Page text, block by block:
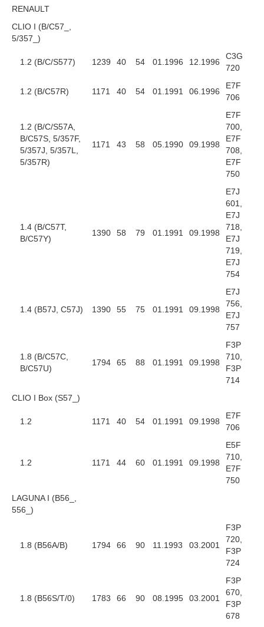
RENAULT
CLIO I (B/C57_,
5/357_)
1.2 (B/C/S577) 1239 40 54 01.1996 12.1996
C3G
720
1.2 (B/C57R) 1171 40 54 01.1991 06.1996
E7F
706
1.2 (B/C/S57A,
B/C57S, 5/357F,
5/357J, 5/357L,
5/357R)
1171 43 58 05.1990 09.1998
E7F
700,
E7F
708,
E7F
750
1.4 (B/C57T,
B/C57Y)
1390 58 79 01.1991 09.1998
E7J
601,
E7J
718,
E7J
719,
E7J
754
1.4 (B57J, C57J) 1390 55 75 01.1991 09.1998
E7J
756,
E7J
757
1.8 (B/C57C,
B/C57U)
1794 65 88 01.1991 09.1998
F3P
710,
F3P
714
CLIO I Box (S57_)
1.2 1171 40 54 01.1991 09.1998
E7F
706
1.2 1171 44 60 01.1991 09.1998
E5F
710,
E7F
750
LAGUNA I (B56_,
556_)
1.8 (B56A/B) 1794 66 90 11.1993 03.2001
F3P
720,
F3P
724
1.8 (B56S/T/0) 1783 66 90 08.1995 03.2001
F3P
670,
F3P
678